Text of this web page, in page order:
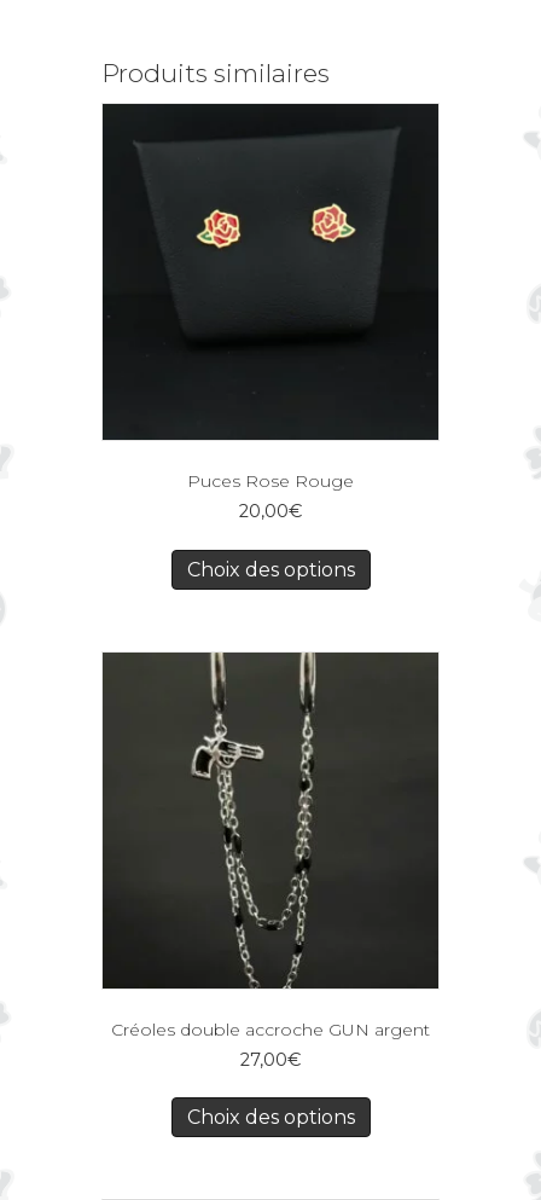
Produits similaires
Puces Rose Rouge
20,00€
Choix des options
Créoles double accroche GUN argent
27,00€
Choix des options